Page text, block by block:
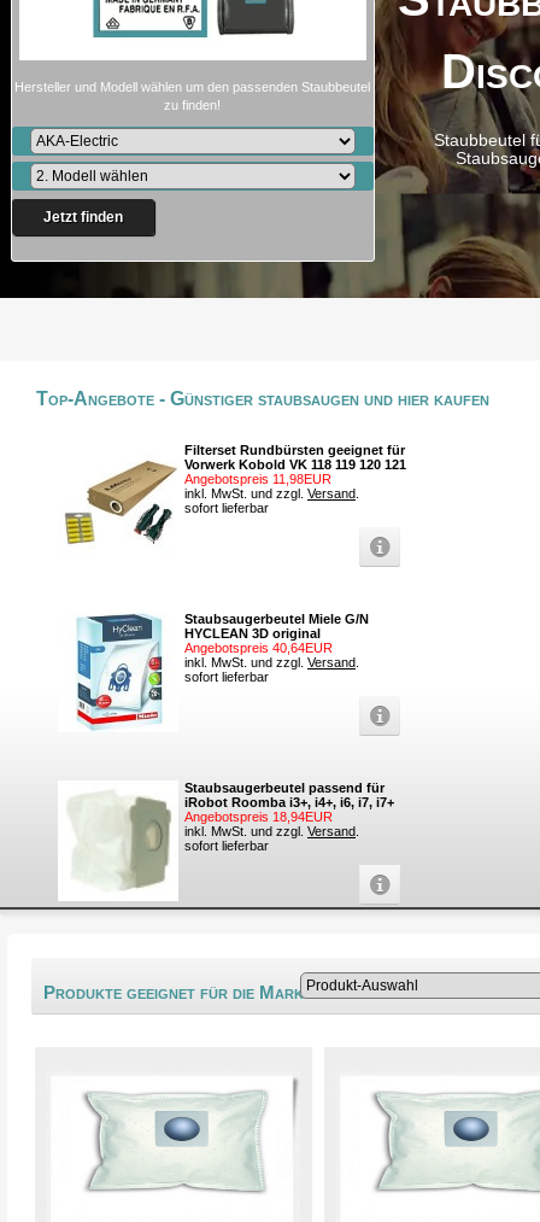
Staubbeutel
Hersteller und Modell wählen um den passenden Staubbeutel
zu finden!
Jetzt finden
Top-Angebote - Günstiger staubsaugen und hier kaufen
Filterset Rundbürsten geeignet für
Vorwerk Kobold VK 118 119 120 121
Angebotspreis 11,98EUR
inkl. MwSt. und zzgl. Versand
sofort lieferbar
Staubsaugerbeutel Miele G/N
HYCLEAN 3D original
Angebotspreis 40,64EUR
inkl. MwSt. und zzgl. Versand
sofort lieferbar
Staubsaugerbeutel passend für
iRobot Roomba i3+, i4+, i6, i7, i7+
Angebotspreis 18,94EUR
inkl. MwSt. und zzgl. Versand
sofort lieferbar
Produkte geeignet für die Marke AKA-Electric